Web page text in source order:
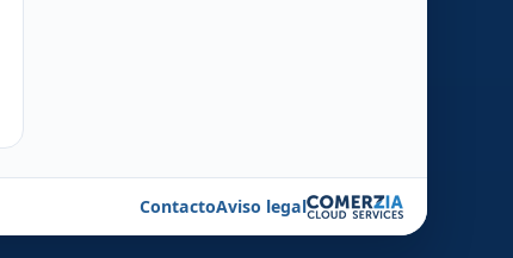
ContactoAviso legal